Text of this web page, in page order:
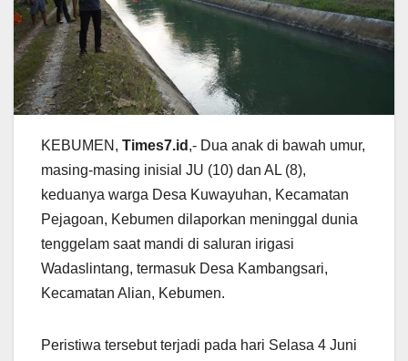
KEBUMEN, Times7.id ,- Dua anak di bawah umur,
masing-masing inisial JU (10) dan AL (8),
keduanya warga Desa Kuwayuhan, Kecamatan
Pejagoan, Kebumen dilaporkan meninggal dunia
tenggelam saat mandi di saluran irigasi
Wadaslintang, termasuk Desa Kambangsari,
Kecamatan Alian, Kebumen.
Peristiwa tersebut terjadi pada hari Selasa 4 Juni